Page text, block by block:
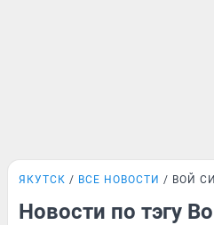
ЯКУТСК ВСЕ НОВОСТИ ВОЙ
Новости по тэгу